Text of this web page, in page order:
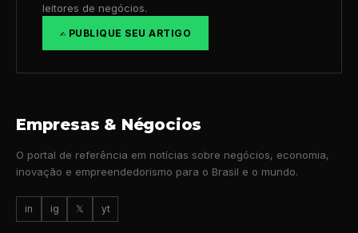
leitores de negócios.
✍️ PUBLIQUE SEU ARTIGO
Empresas & Négocios
O portal de referência em notícias sobre negócios, economia,
inovação e empreendedorismo para o Brasil e o mundo.
in ig 𝕏 yt